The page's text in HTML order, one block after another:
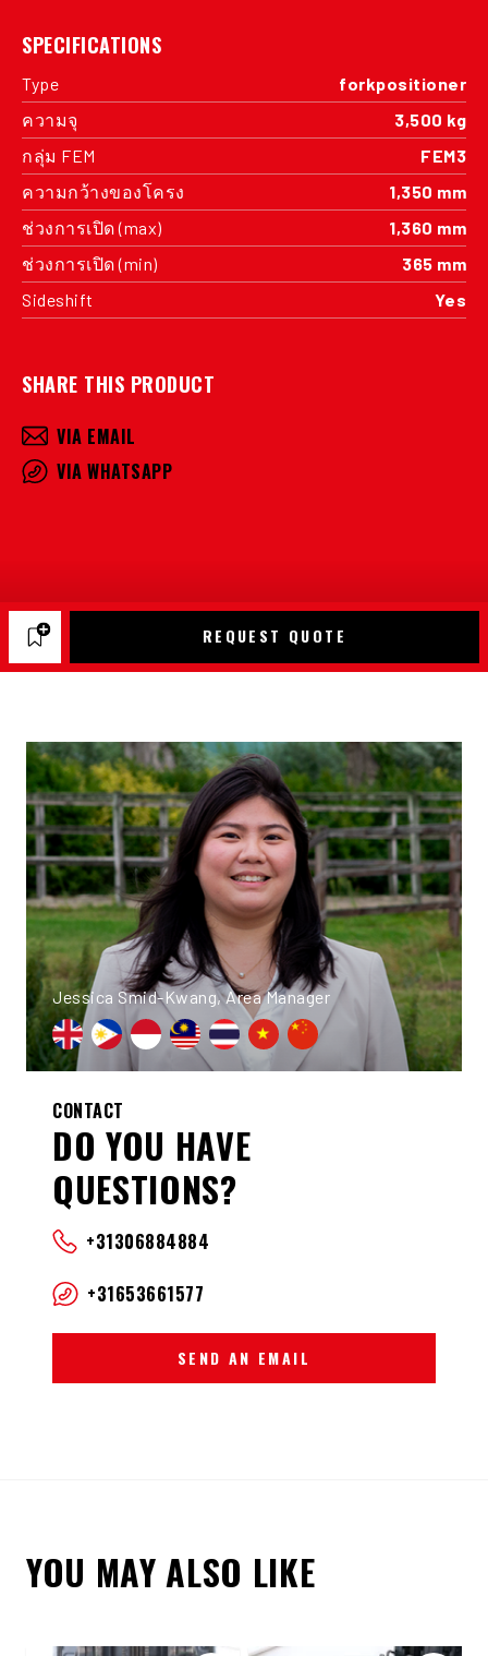
SPECIFICATIONS
Type
forkpositioner
ความจุ
3,500 kg
กลุ่ม FEM
FEM3
ความกว้างของโครง
1,350 mm
ช่วงการเปิด (max)
1,360 mm
ช่วงการเปิด (min)
365 mm
Sideshift
Yes
SHARE THIS PRODUCT
VIA EMAIL
VIA WHATSAPP
REQUEST QUOTE
Jessica Smid-Kwang, Area Manager
CONTACT
DO YOU HAVE
QUESTIONS?
+31306884884
+31653661577
SEND AN EMAIL
YOU MAY ALSO LIKE